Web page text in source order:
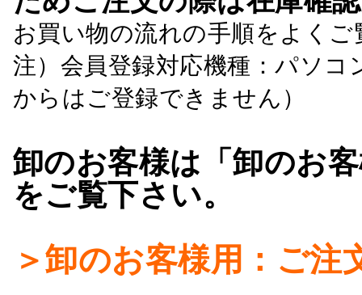
お買い物の流れの手順をよくご
注）会員登録対応機種：パソ
からはご登録できません）
卸のお客様は「卸のお
をご覧下さい。
＞卸のお客様用：ご注